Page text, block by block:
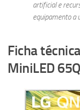
artificial e
equipamento a
Ficha
MiniLED